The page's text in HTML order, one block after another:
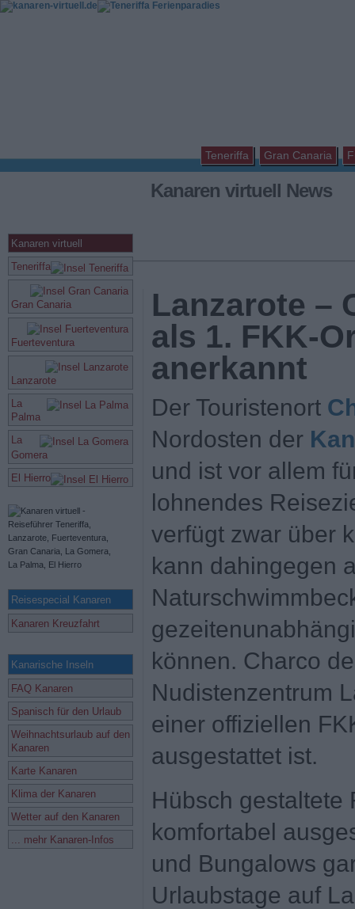
Teneriffa Gran Canaria
Kanaren virtuell News
Kanaren virtuell
Teneriffa
Gran Canaria
Fuerteventura
Lanzarote
La
Palma
La
Gomera
El Hierro
Reisespecial Kanaren
Kanaren Kreuzfahrt
Kanarische Inseln
FAQ Kanaren
Spanisch für den Urlaub
Weihnachtsurlaub auf den
Kanaren
Karte Kanaren
Klima der Kanaren
Wetter auf den Kanaren
... mehr Kanaren-Infos
Lanzarote –
als 1. FKK-
anerkannt
Der Touristenort
Nordosten der
und ist vor allem
lohnendes
verfügt zwar über
kann dahingegen
können. Charco
Nudistenzentrum
einer offiziellen
ausgestattet ist.
Hübsch gestaltete
komfortabel
und Bungalows
Urlaubstage auf